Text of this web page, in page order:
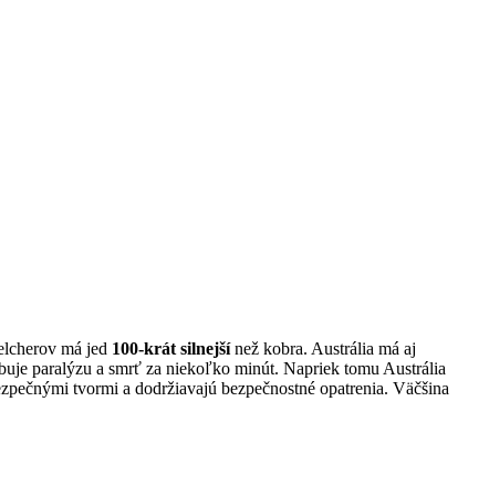
má jed 100-krát silnejšínež kobra. Austrália má aj
paralýzu a smrť za niekoľko minút. Napriek tomu Austrália
tvormi a dodržiavajú bezpečnostné opatrenia. Väčšina